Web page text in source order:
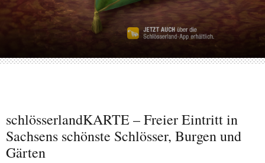
schlösserlandKARTE – Freier Eintritt in
Sachsens schönste Schlösser, Burgen und
Gärten